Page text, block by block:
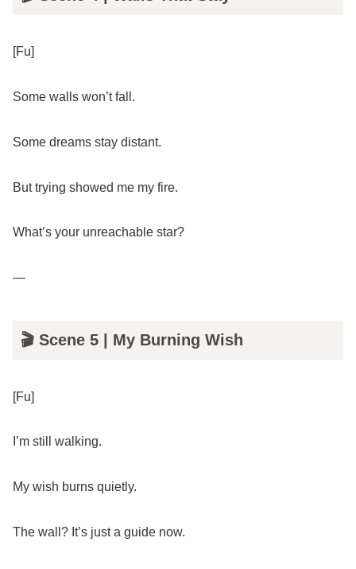
[Fu]
Some walls won’t fall.
Some dreams stay distant.
But trying showed me my fire.
What’s your unreachable star?
—
🎬 Scene 5 | My Burning Wish
[Fu]
I’m still walking.
My wish burns quietly.
The wall? It’s just a guide now.